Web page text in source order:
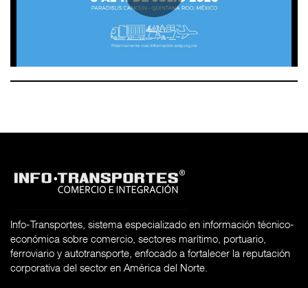
Info-Transportes, sistema especializado en información técnico-
económica sobre comercio, sectores marítimo, portuario,
ferroviario y autotransporte, enfocado a fortalecer la reputación
corporativa del sector en América del Norte.